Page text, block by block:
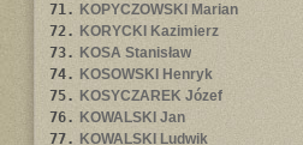
71. KOPYCZOWSKI Marian
72. KORYCKI Kazimierz
73. KOSA Stanisław
74. KOSOWSKI Henryk
75. KOSYCZAREK Józef
76. KOWALSKI Jan
77. KOWALSKI Ludwik